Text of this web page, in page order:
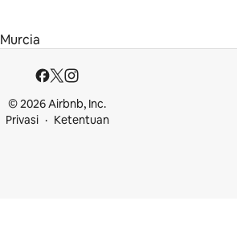
Murcia
© 2026 Airbnb, Inc.
Privasi
Ketentuan